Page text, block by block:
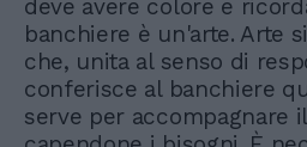
deve avere colore e
banchiere è un'arte. Arte
che, unita al senso di
conferisce al banchiere
serve per accompagnare